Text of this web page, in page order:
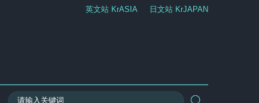
英文站 KrASIA 日文站 KrJAPAN